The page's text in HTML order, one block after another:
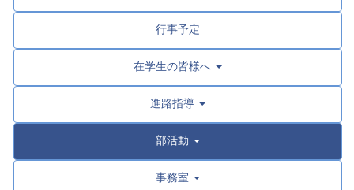
行事予定
在学生の皆様へ
進路指導
部活動
事務室